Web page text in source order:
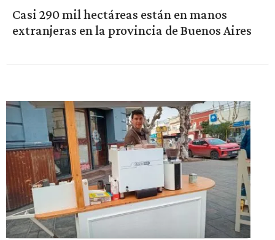
Casi 290 mil hectáreas están en manos
extranjeras en la provincia de Buenos Aires